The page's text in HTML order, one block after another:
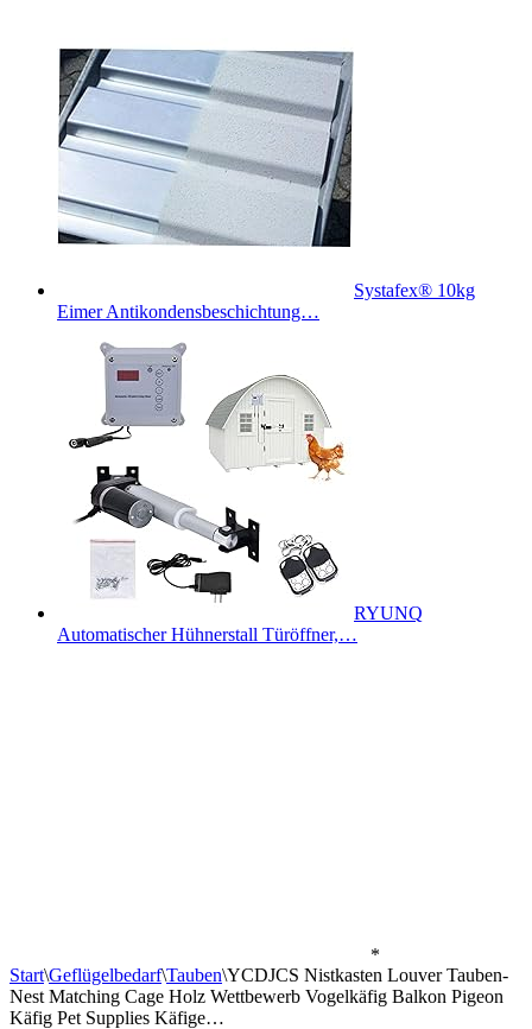
Systafex® 10kg
Eimer Antikondensbeschichtung…
RYUNQ
Automatischer Hühnerstall Türöffner,…
*
Start\Geflügelbedarf\Tauben\YCDJCS Nistkasten Louver Tauben-
Nest Matching Cage Holz Wettbewerb Vogelkäfig Balkon Pigeon
Käfig Pet Supplies Käfige…